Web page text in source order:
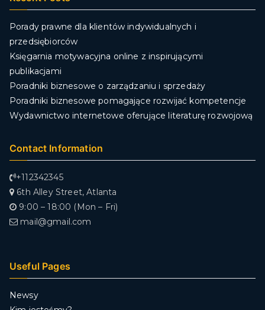
Porady prawne dla klientów indywidualnych i
przedsiębiorców
Księgarnia motywacyjna online z inspirującymi
publikacjami
Poradniki biznesowe o zarządzaniu i sprzedaży
Poradniki biznesowe pomagające rozwijać kompetencje
Wydawnictwo internetowe oferujące literaturę rozwojową
Contact Information
+112342345
6th Alley Street, Atlanta
9:00 – 18:00 (Mon – Fri)
mail@gmail.com
Useful Pages
Newsy